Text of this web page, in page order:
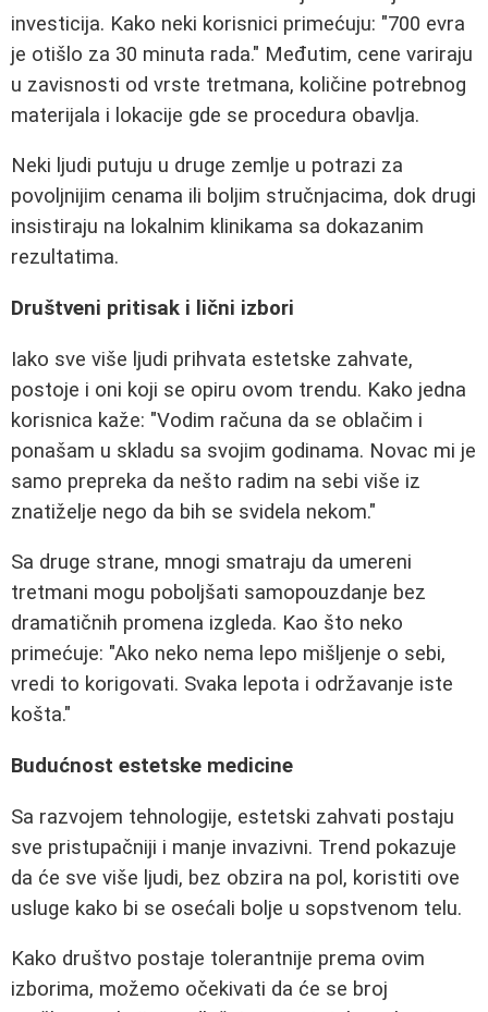
investicija. Kako neki korisnici primećuju: "700 evra
je otišlo za 30 minuta rada." Međutim, cene variraju
u zavisnosti od vrste tretmana, količine potrebnog
materijala i lokacije gde se procedura obavlja.
Neki ljudi putuju u druge zemlje u potrazi za
povoljnijim cenama ili boljim stručnjacima, dok drugi
insistiraju na lokalnim klinikama sa dokazanim
rezultatima.
Društveni pritisak i lični izbori
Iako sve više ljudi prihvata estetske zahvate,
postoje i oni koji se opiru ovom trendu. Kako jedna
korisnica kaže: "Vodim računa da se oblačim i
ponašam u skladu sa svojim godinama. Novac mi je
samo prepreka da nešto radim na sebi više iz
znatiželje nego da bih se svidela nekom."
Sa druge strane, mnogi smatraju da umereni
tretmani mogu poboljšati samopouzdanje bez
dramatičnih promena izgleda. Kao što neko
primećuje: "Ako neko nema lepo mišljenje o sebi,
vredi to korigovati. Svaka lepota i održavanje iste
košta."
Budućnost estetske medicine
Sa razvojem tehnologije, estetski zahvati postaju
sve pristupačniji i manje invazivni. Trend pokazuje
da će sve više ljudi, bez obzira na pol, koristiti ove
usluge kako bi se osećali bolje u sopstvenom telu.
Kako društvo postaje tolerantnije prema ovim
izborima, možemo očekivati da će se broj